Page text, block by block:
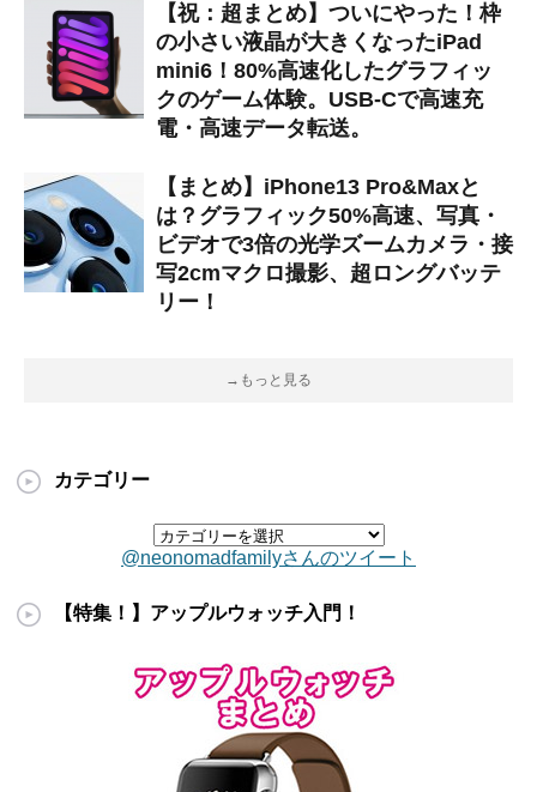
【祝：超まとめ】ついにやった！枠
の小さい液晶が大きくなったiPad
mini6！80%高速化したグラフィッ
クのゲーム体験。USB-Cで高速充
電・高速データ転送。
【まとめ】iPhone13 Pro&Maxと
は？グラフィック50%高速、写真・
ビデオで3倍の光学ズームカメラ・接
写2cmマクロ撮影、超ロングバッテ
リー！
→もっと見る
カテゴリー
@neonomadfamilyさんのツイート
【特集！】アップルウォッチ入門！